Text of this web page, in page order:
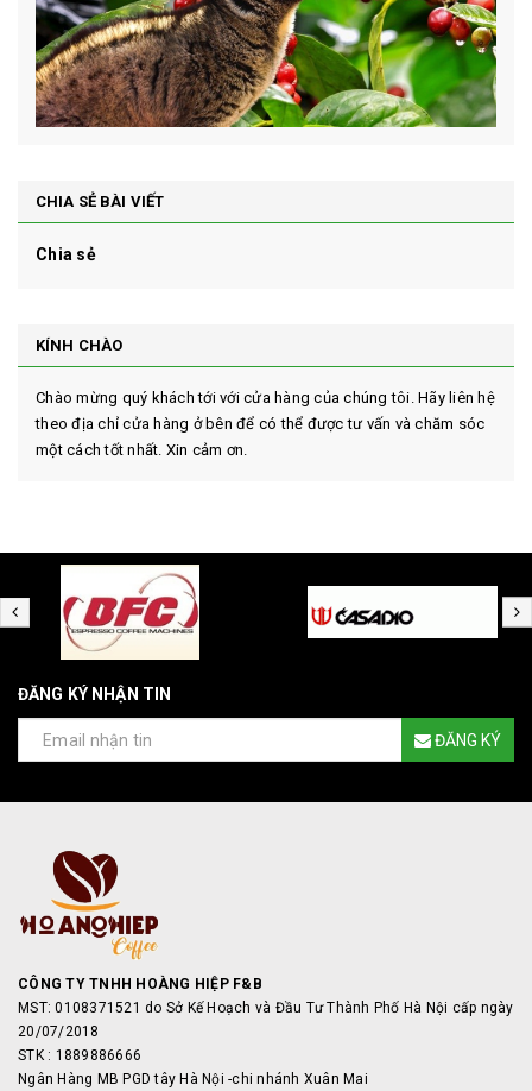
CHIA SẺ BÀI VIẾT
Chia sẻ
KÍNH CHÀO
Chào mừng quý khách tới với cửa hàng của chúng tôi. Hãy liên hệ
theo địa chỉ cửa hàng ở bên để có thể được tư vấn và chăm sóc
một cách tốt nhất. Xin cảm ơn.
ĐĂNG KÝ NHẬN TIN
ĐĂNG KÝ
CÔNG TY TNHH HOÀNG HIỆP F&B
MST: 0108371521 do Sở Kế Hoạch và Đầu Tư Thành Phố Hà Nội cấp ngày
20/07/2018
STK : 1889886666
Ngân Hàng MB PGD tây Hà Nội -chi nhánh Xuân Mai